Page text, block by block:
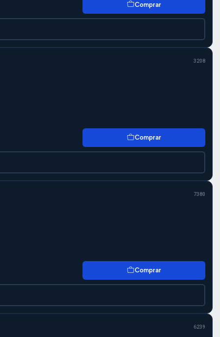
Comprar
3208
Comprar
7380
Comprar
6239